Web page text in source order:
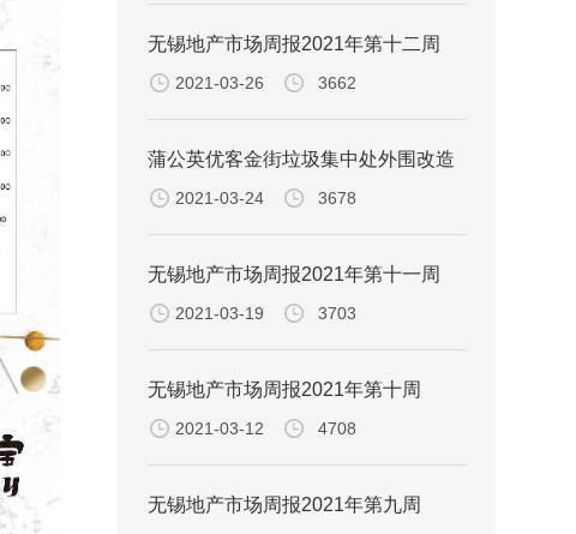
无锡地产市场周报2021年第十二周
2021-03-26 3662
蒲公英优客金街垃圾集中处外围改造
事宜2021-03-24 3678
无锡地产市场周报2021年第十一周
2021-03-19 3703
无锡地产市场周报2021年第十周
2021-03-12 4708
无锡地产市场周报2021年第九周